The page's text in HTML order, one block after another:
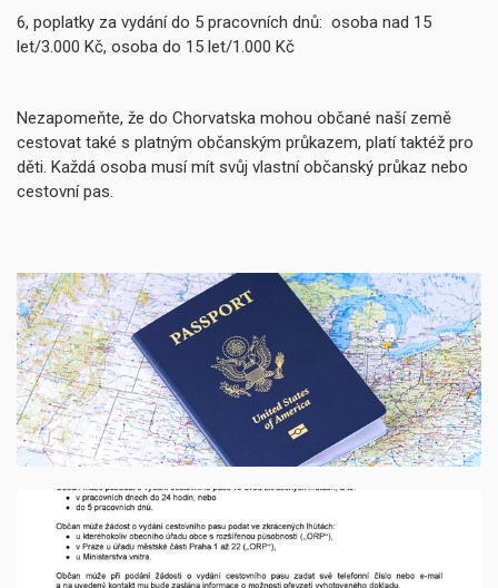
6, poplatky za vydání do 5 pracovních dnů: osoba nad 15
let/3.000 Kč, osoba do 15 let/1.000 Kč
Nezapomeňte, že do Chorvatska mohou občané naší země
cestovat také s platným občanským průkazem, platí taktéž pro
děti. Každá osoba musí mít svůj vlastní občanský průkaz nebo
cestovní pas.